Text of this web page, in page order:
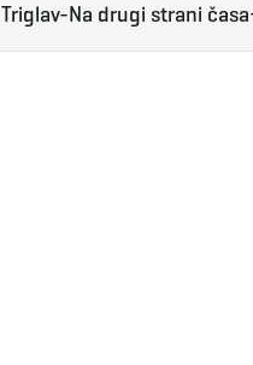
Triglav-Na drugi strani